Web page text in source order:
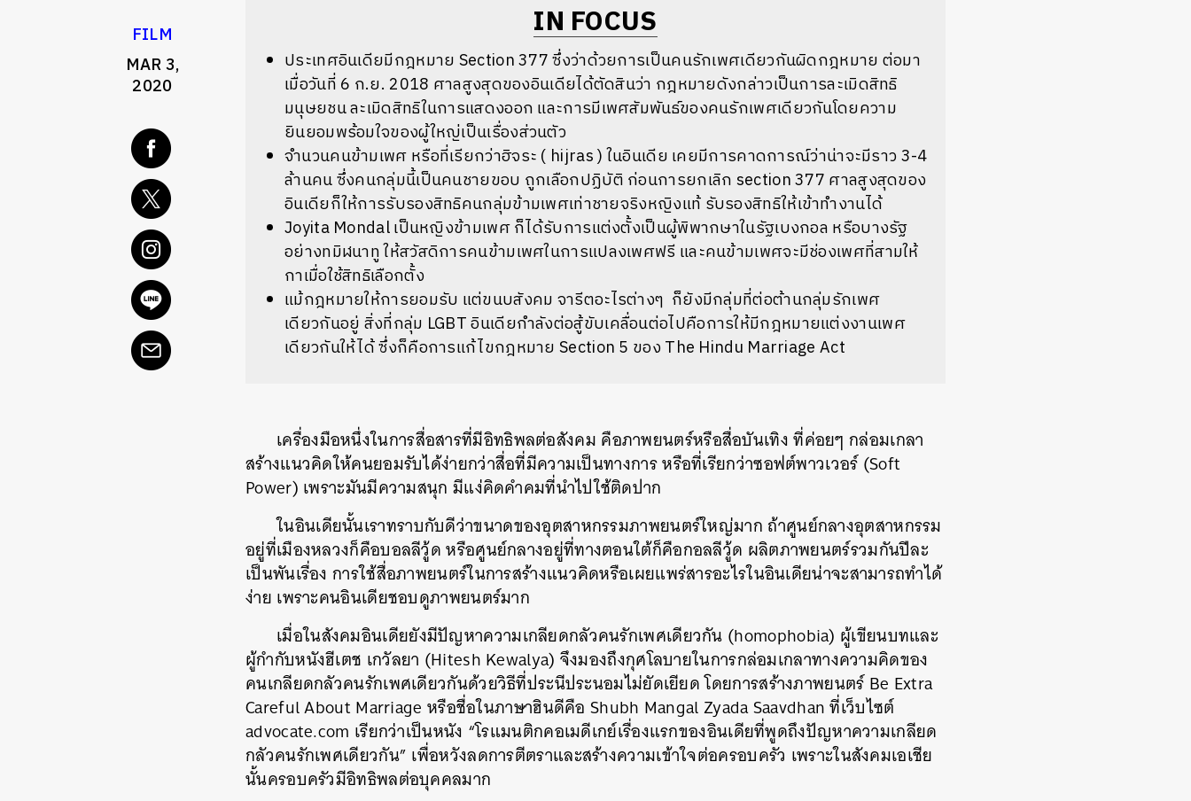
FILM
MAR 3,
2020
IN FOCUS
ประเทศอินเดียมีกฎหมาย Section 377ซึ่งว่าด้วยการเป็นคนรักเพศเดียวกันผิดกฎหมาย ต่อมา
เมื่อวันที่ 6 ก.ย. 2018 ศาลสูงสุดของอินเดียได้ตัดสินว่า กฎหมายดังกล่าวเป็นการละเมิดสิทธิ
มนุษยชนละเมิดสิทธิในการแสดงออก และการมีเพศสัมพันธ์ของคนรักเพศเดียวกันโดยความ
ยินยอมพร้อมใจของผู้ใหญ่เป็นเรื่องส่วนตัว
จำนวนคนข้ามเพศ หรือที่เรียกว่าฮิจระ ( hijras )ในอินเดีย เคยมีการคาดการณ์ว่าน่าจะมีราว 3-4
ล้านคนซึ่งคนกลุ่มนี้เป็นคนชายขอบ ถูกเลือกปฏิบัติ ก่อนการยกเลิก section 377 ศาลสูงสุดของ
อินเดียก็ให้การรับรองสิทธิคนกลุ่มข้ามเพศเท่าชายจริงหญิงแท้ รับรองสิทธิให้เข้าทำงานได้
Joyita Mondalเป็นหญิงข้ามเพศก็ได้รับการแต่งตั้งเป็นผู้พิพากษาในรัฐเบงกอล หรือบางรัฐ
อย่างทมิฬนาทูให้สวัสดิการคนข้ามเพศในการแปลงเพศฟรี และคนข้ามเพศจะมีช่องเพศที่สามให้
กาเมื่อใช้สิทธิเลือกตั้ง
แม้กฎหมายให้การยอมรับ แต่ขนบสังคม จารีตอะไรต่างๆ ก็ยังมีกลุ่มที่ต่อต้านกลุ่มรักเพศ
เดียวกันอยู่ สิ่งที่กลุ่ม LGBTอินเดียกำลังต่อสู้ขับเคลื่อนต่อไปคือการให้มีกฎหมายแต่งงานเพศ
เดียวกันให้ได้ซึ่งก็คือการแก้ไขกฎหมาย Section 5 ของ The Hindu Marriage Act
เครื่องมือหนึ่งในการสื่อสารที่มีอิทธิพลต่อสังคม คือภาพยนตร์หรือสื่อบันเทิงที่ค่อยๆ กล่อมเกลา
สร้างแนวคิดให้คนยอมรับได้ง่ายกว่าสื่อที่มีความเป็นทางการหรือที่เรียกว่าซอฟต์พาวเวอร์(Soft
Power) เพราะมันมีความสนุก มีแง่คิดคำคมที่นำไปใช้ติดปาก
ในอินเดียนั้นเราทราบกับดีว่าขนาดของอุตสาหกรรมภาพยนตร์ใหญ่มาก ถ้าศูนย์กลางอุตสาหกรรม
อยู่ที่เมืองหลวงก็คือบอลลีวู้ดหรือศูนย์กลางอยู่ที่ทางตอนใต้ก็คือกอลลีวู้ด ผลิตภาพยนตร์รวมกันปีละ
เป็นพันเรื่อง การใช้สื่อภาพยนตร์ในการสร้างแนวคิดหรือเผยแพร่สารอะไรในอินเดียน่าจะสามารถทำได้
ง่าย เพราะคนอินเดียชอบดูภาพยนตร์มาก
เมื่อในสังคมอินเดียยังมีปัญหาความเกลียดกลัวคนรักเพศเดียวกัน (homophobia) ผู้เขียนบทและ
ผู้กำกับหนังฮีเตช เกวัลยา (Hitesh Kewalya) จึงมองถึงกุศโลบายในการกล่อมเกลาทางความคิดของ
คนเกลียดกลัวคนรักเพศเดียวกันด้วยวิธีที่ประนีประนอมไม่ยัดเยียดโดยการสร้างภาพยนตร์Be Extra
Careful About Marriage หรือชื่อในภาษาฮินดีคือ Shubh Mangal Zyada Saavdhanที่เว็บไซต์
advocate.com เรียกว่าเป็นหนัง “โรแมนติกคอเมดีเกย์เรื่องแรกของอินเดียที่พูดถึงปัญหาความเกลียด
กลัวคนรักเพศเดียวกัน” เพื่อหวังลดการตีตราและสร้างความเข้าใจต่อครอบครัว เพราะในสังคมเอเชีย
นั้นครอบครัวมีอิทธิพลต่อบุคคลมาก